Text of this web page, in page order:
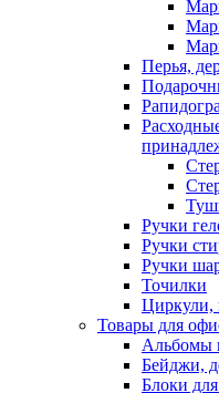
Перья,
Ручки
Ручки
Ручки
Точилки
Циркули,
Товары для
Альбомы
Бейджи,
Блоки